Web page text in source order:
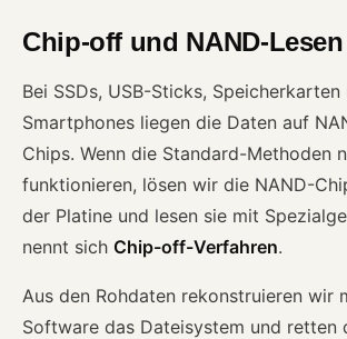
Chip-off und NAND-Lesen
Bei SSDs, USB-Sticks, Speicherkarten
Smartphones liegen die Daten auf
Chips. Wenn die Standard-Methoden
funktionieren, lösen wir die NAND-
der Platine und lesen sie mit
nennt sich Chip-off-Verfahren.
Aus den Rohdaten rekonstruieren wir
Software das Dateisystem und retten